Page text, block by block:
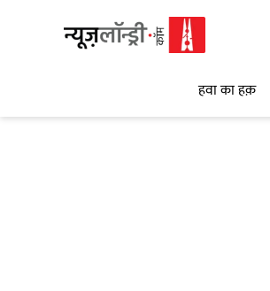
हवा का हक़